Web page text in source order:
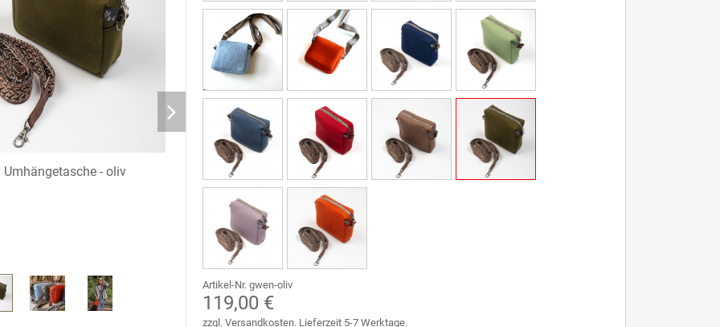
Umhängetasche - oliv
Artikel-Nr. gwen-oliv
119,00 €
zzgl. Versandkosten. Lieferzeit 5-7 Werktage.